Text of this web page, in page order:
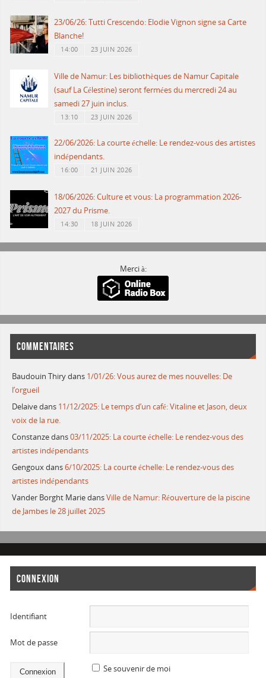
23/06/26: Tutti Crescendo: Elodie Vignon signe sa Carte
Blanche!
14:00 23 JUIN 2026
Ville de Namur: Les bibliothèques de Namur Capitale
(sauf La Célestine) seront fermées du mercredi 24 au
samedi 27 juin inclus.
13:10 23 JUIN 2026
22/06/2026: La courte échelle: Le rendez-vous des artistes
indépendants.
16:00 21 JUIN 2026
18/06/2026: Culture et vous: La programmation 2026-
2027 du Prisme.
14:30 18 JUIN 2026
Merci à:
COMMENTAIRES
Baudouin Thirydans 1/01/26: Vous aurez de mes nouvelles: De
l’orgueil
Delaivedans 11/12/2025: Le temps d’un café: Vitaline et Jason, deux
voix de la rue.
Constanzedans03/11/2025: La courte échelle: Le rendez-vous des
artistes indépendants
Gengouxdans6/10/2025: La courte échelle: Le rendez-vous des
artistes indépendants
Vander Borght MariedansVille de Namur: Réouverture de la piscine
de Jambes le 28 juillet 2025
CONNEXION
Identifiant
Mot de passe
Se souvenir de moi